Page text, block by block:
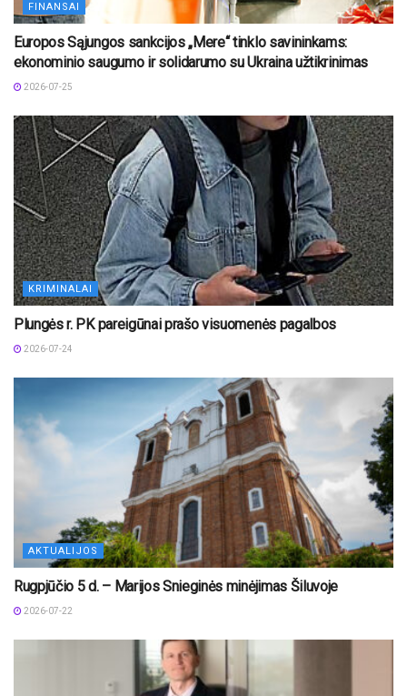
FINANSAI
Europos Sąjungos sankcijos „Mere“ tinklo savininkams:
ekonominio saugumo ir solidarumo su Ukraina užtikrinimas
2026-07-25
KRIMINALAI
Plungės r. PK pareigūnai prašo visuomenės pagalbos
2026-07-24
AKTUALIJOS
Rugpjūčio 5 d. – Marijos Snieginės minėjimas Šiluvoje
2026-07-22